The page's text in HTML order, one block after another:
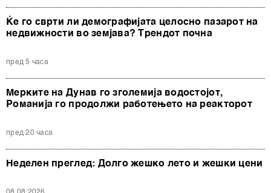
Ќе го сврти ли демографијата целосно пазарот на
недвижности во земјава? Трендот почна
пред 5 часа
Мерките на Дунав го зголемија водостојот,
Романија го продолжи работењето на реакторот
пред 20 часа
Неделен преглед: Долго жешко лето и жешки цени